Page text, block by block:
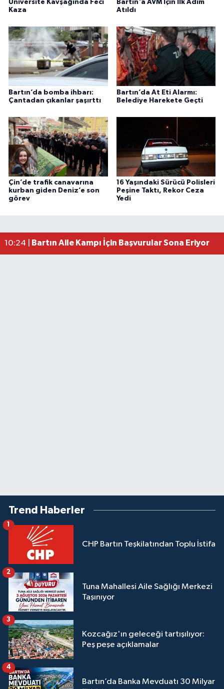
Üniversite Kavşağında Feci
Kaza
Bartın'a AVM İçin İlk Adım
Atıldı
Bartın’da bomba ihbarı:
Çantadan çıkanlar şaşırttı
Bartın’da At Eti Alarmı:
Belediye Harekete Geçti
Çin’de trafik canavarına
kurban giden Deniz’e son
görev
16 Yaşındaki Sürücü Polisleri
Peşine Taktı, Rekor Ceza
Yedi
10:24 | Bartın Aile Kampı İçin Başvurular Sona Eriyor
Trend Haberler
CHP Bartın Teşkilatından Toplu İstifa
1
Tuna Mahallesi Aile Sağlığı Merkezi
Taşınıyor
2
Kozcağız'ın geleceği tartışılıyor:
Peş peşe açıklamalar
3
Bartın’da Banka Mevduatı 30 Milyar
4